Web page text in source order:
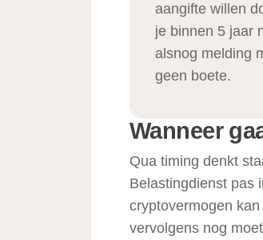
aangifte willen
je binnen 5 jaar
alsnog melding
geen boete.
Wanneer
Qua timing denkt
Belastingdienst pas
cryptovermogen
vervolgens nog